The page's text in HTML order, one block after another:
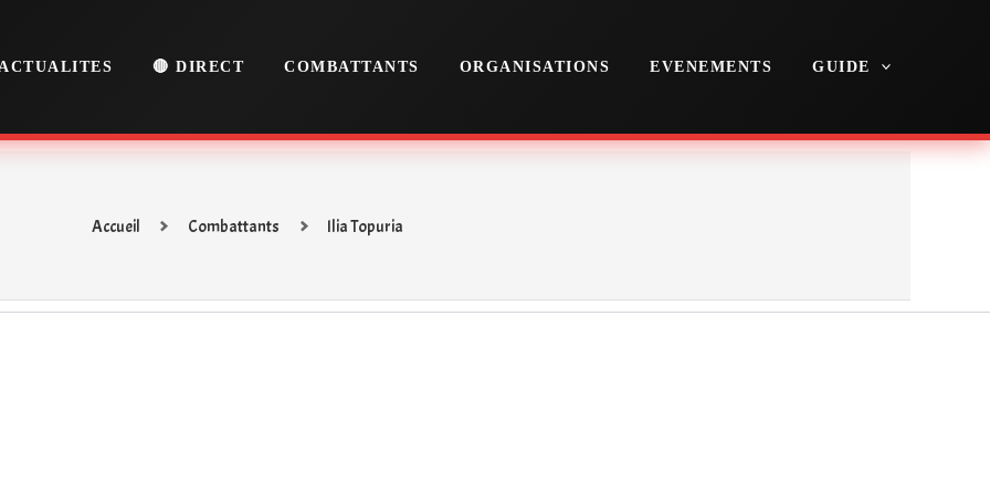
ACTUALITES 🔴 DIRECT COMBATTANTS ORGANISATIONS EVENEMENTS GUIDE
Accueil Combattants Ilia Topuria